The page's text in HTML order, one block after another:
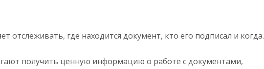
отслеживать, где находится документ, кто его подписал и когда.
получить ценную информацию о работе с документами,